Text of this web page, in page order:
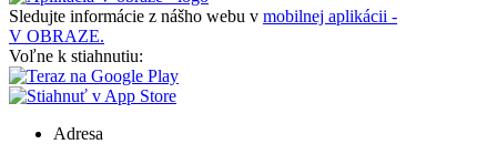
Sledujte informácie z nášho webu v mobilnej aplikácii -
V OBRAZE.
Voľne k stiahnutiu:
Adresa